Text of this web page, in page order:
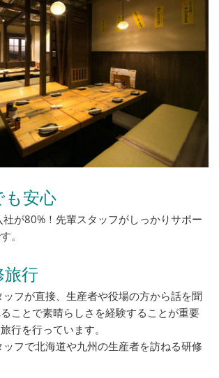
安心
社が80%！先輩スタッフがしっかりサポー
。
行
ッフが直接、生産者や役場の方から話を聞
ことで素晴らしさを経験することが重要
行を行っています。
ッフで北海道や九州の生産者を訪ねる研修